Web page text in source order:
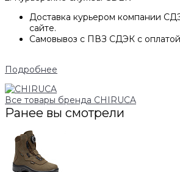
Доставка курьером компании
сайте.
Самовывоз с ПВЗ СДЭК с оплатой
Подробнее
Все товары бренда CHIRUCA
Ранее вы смотрели